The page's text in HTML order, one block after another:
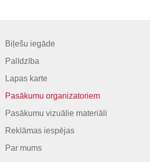
Biļešu iegāde
Palīdzība
Lapas karte
Pasākumu organizatoriem
Pasākumu vizuālie materiāli
Reklāmas iespējas
Par mums